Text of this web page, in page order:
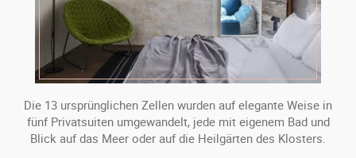
Die 13 ursprünglichen Zellen wurden auf elegante Weise in
fünf Privatsuiten umgewandelt, jede mit eigenem Bad und
Blick auf das Meer oder auf die Heilgärten des Klosters.